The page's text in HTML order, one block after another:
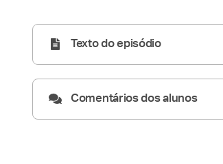
Texto do episódio
Comentários dos alunos